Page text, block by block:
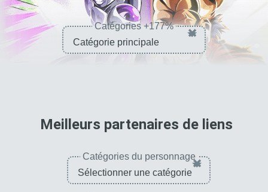
Catégories +177% ×
Meilleurs partenaires de liens
Catégories du personnage×